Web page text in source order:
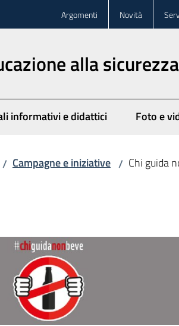
Argomenti Novità
alla
informativi e didattici Foto e
/ Campagne e iniziative / Chi guida